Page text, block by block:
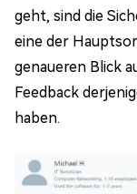
geht, sind die
eine der
genaueren Blick
Feedback
haben.